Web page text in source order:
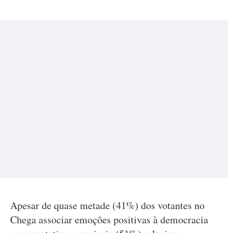
Apesar de quase metade (41%) dos votantes no
Chega associar emoções positivas à democracia